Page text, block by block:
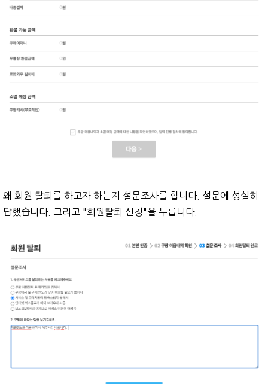
왜 회원 탈퇴를 하고자 하는지 설문조사를 합니다. 설문에 성실히
답했습니다. 그리고 "회원탈퇴 신청"을 누릅니다.